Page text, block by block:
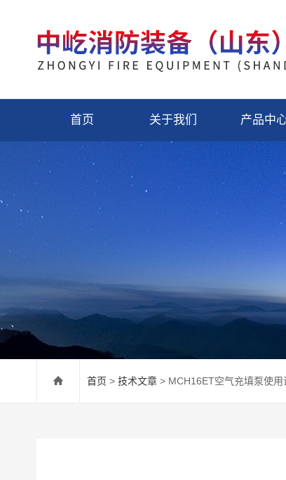
首页 关于我们 产品中
首页 > 技术文章 > MCH16ET空气充填泵使用